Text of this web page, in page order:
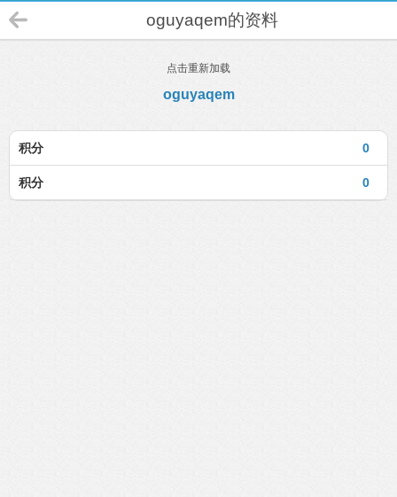
oguyaqem的资料
点击重新加载
oguyaqem
0
积分
0
积分